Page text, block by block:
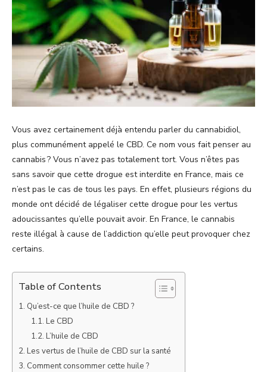
Vous avez certainement déjà entendu parler du cannabidiol,
plus communément appelé le CBD. Ce nom vous fait penser au
cannabis ? Vous n’avez pas totalement tort. Vous n’êtes pas
sans savoir que cette drogue est interdite en France, mais ce
n’est pas le cas de tous les pays. En effet, plusieurs régions du
monde ont décidé de légaliser cette drogue pour les vertus
adoucissantes qu’elle pouvait avoir. En France, le cannabis
reste illégal à cause de l’addiction qu’elle peut provoquer chez
certains.
Table of Contents
Qu’est-ce que l’huile de CBD ?
Le CBD
L’huile de CBD
Les vertus de l’huile de CBD sur la santé
Comment consommer cette huile ?